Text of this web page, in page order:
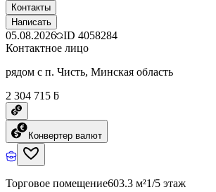
Контакты
Написать
05.08.2026 ID 4058284
Контактное лицо
рядом с п. Чисть, Минская область
2 304 715 ƃ
Конвертер валют
Торговое помещение603.3 м²1/5 этаж